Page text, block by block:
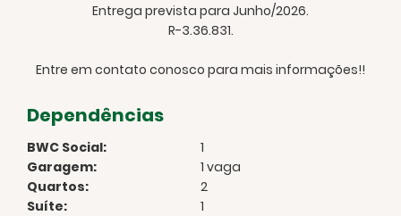
Entrega prevista para Junho/2026.
R-3.36.831.
Entre em contato conosco para mais informações!!
Dependências
BWC Social:
1
Garagem:
1 vaga
Quartos:
2
Suíte:
1